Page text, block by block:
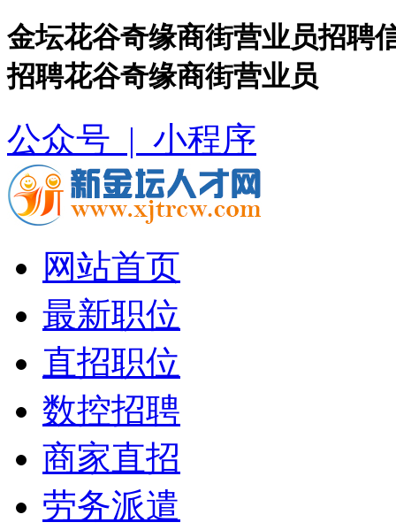
金坛花谷奇缘商街营业员招聘
招聘花谷奇缘商街营业员
公众号 | 小程序
网站首页
最新职位
直招职位
数控招聘
商家直招
劳务派遣